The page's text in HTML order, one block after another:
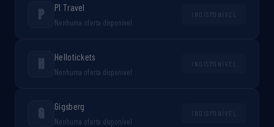
P P1 Travel
Nenhuma oferta disponível
INDISPONÍVEL
H Hellotickets
Nenhuma oferta disponível
INDISPONÍVEL
G Gigsberg
Nenhuma oferta disponível
INDISPONÍVEL